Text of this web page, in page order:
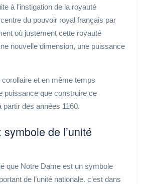
à l’instigation de la royauté
du pouvoir royal français par
où justement cette royauté
nouvelle dimension, une puissance
corollaire et en même temps
puissance que construire ce
partir des années 1160.
de l’unité
que Notre Dame est un symbole
de l’unité nationale. c’est dans